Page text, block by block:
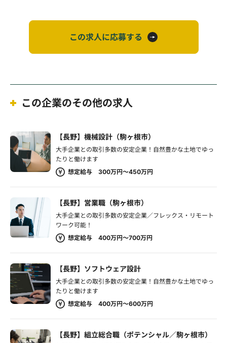
この求人に応募する
この企業のその他の求人
【長野】機械設計（駒ヶ根市）
大手企業との取引多数の安定企業！自然豊かな土地でゆっ
たりと働けます
想定給与 300万円～450万円
【長野】営業職（駒ヶ根市）
大手企業との取引多数の安定企業／フレックス・リモート
ワーク可能！
想定給与 400万円～700万円
【長野】ソフトウェア設計
大手企業との取引多数の安定企業！自然豊かな土地でゆっ
たりと働けます
想定給与 400万円～600万円
【長野】組立総合職（ポテンシャル／駒ヶ根市）